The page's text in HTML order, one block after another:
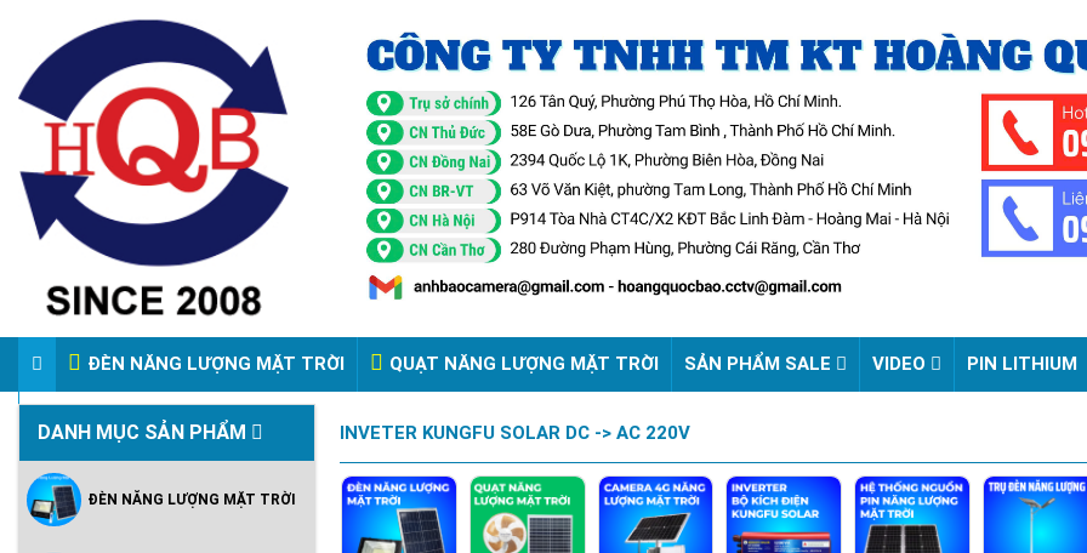
ĐÈN NĂNG LƯỢNG MẶT TRỜI QUẠT NĂNG LƯỢNG MẶT TRỜI SẢN PHẨM SALE VIDEO PIN LITHIUM
VIDEO ĐÈN PHA ĐIỆN 220V
DANH MỤC SẢN PHẨM
ĐÈN NĂNG LƯỢNG MẶT TRỜI
INVETER KUNGFU SOLAR DC -> AC 220V